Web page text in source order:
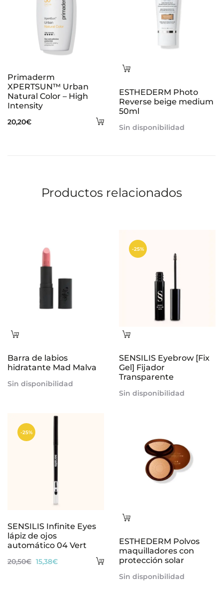
Añadir
Primaderm
XPERTSUN™ Urban
Natural Color – High
Intensity
20,20€
Leer
ESTHEDERM Photo
Reverse beige medium
50ml
Sin disponibilidad
Productos relacionados
Leer
Barra de labios
hidratante Mad Malva
Sin disponibilidad
-25%
Leer
SENSILIS Eyebrow [Fix
Gel] Fijador
Transparente
Sin disponibilidad
-25%
Añadir
SENSILIS Infinite Eyes
lápiz de ojos
automático 04 Vert
20,50€ El
15,38€El
Leer
ESTHEDERM Polvos
maquilladores con
protección solar
Sin disponibilidad